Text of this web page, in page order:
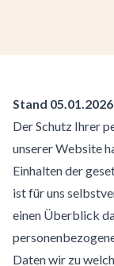
Stand 05.01.2026
Der Schutz Ihrer
unserer Website
Einhalten der
ist für uns
einen Überblick
Daten wir zu